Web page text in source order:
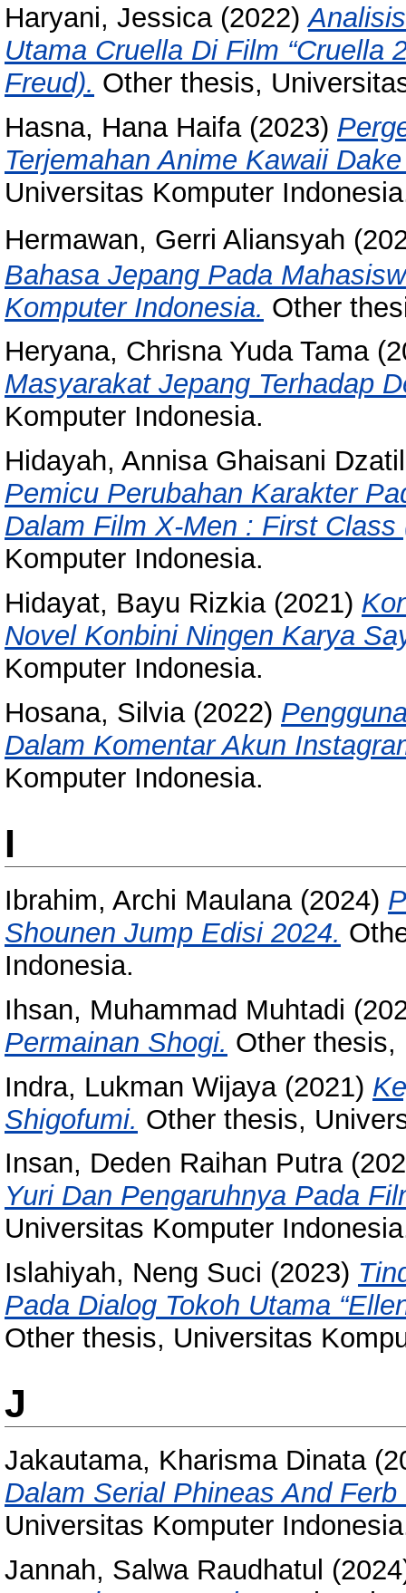
Haryani, Jessica(2022)
Utama Cruella Di Film “Cruella
Freud). Other thesis,
Hasna, Hana Haifa(2023)
Terjemahan Anime Kawaii
Universitas Komputer
Hermawan, Gerri Aliansyah
Bahasa Jepang Pada
Komputer Indonesia. Other
Heryana, Chrisna Yuda Tama
Masyarakat Jepang Terhadap
Komputer Indonesia.
Hidayah, Annisa Ghaisani Dzatil
Pemicu Perubahan Karakter
Dalam Film X-Men : First Class
Komputer Indonesia.
Hidayat, Bayu Rizkia(2021)
Novel Konbini Ningen Karya
Komputer Indonesia.
Hosana, Silvia(2022)
Dalam Komentar Akun
Komputer Indonesia.
I
Ibrahim, Archi Maulana(2024)
Shounen Jump Edisi 2024.
Indonesia.
Ihsan, Muhammad Muhtadi
Permainan Shogi. Other thesis,
Indra, Lukman Wijaya(2021)
Shigofumi. Other thesis,
Insan, Deden Raihan Putra
Yuri Dan Pengaruhnya Pada
Universitas Komputer
Islahiyah, Neng Suci (2023)
Pada Dialog Tokoh Utama
Other thesis, Universitas
J
Jakautama, Kharisma Dinata
Dalam Serial Phineas And
Universitas Komputer
Jannah, Salwa Raudhatul